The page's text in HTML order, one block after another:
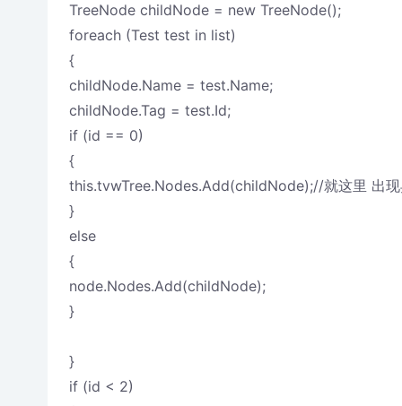
TreeNode childNode = new TreeNode();
foreach (Test test in list)
{
childNode.Name = test.Name;
childNode.Tag = test.Id;
if (id == 0)
{
this.tvwTree.Nodes.Add(childNode);//就这里 出现
}
else
{
node.Nodes.Add(childNode);
}
}
if (id < 2)